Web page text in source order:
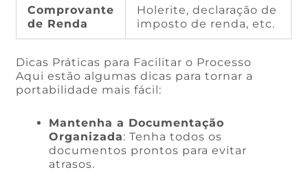
Comprovante
de Renda
Holerite, declaração de
imposto de renda, etc.
Dicas Práticas para Facilitar o Processo
Aqui estão algumas dicas para tornar a
portabilidade mais fácil:
Mantenha a Documentação
Organizada: Tenha todos os
documentos prontos para evitar
atrasos.